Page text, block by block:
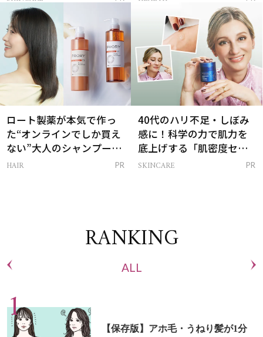
ロート製薬が本気で作っ
た“オンラインでしか買え
ない”大人のシャンプー＆
トリートメントって？
HAIR PR
40代のハリ不足・しぼみ
感に！科学の力で肌力を
底上げする「肌密度セラ
ム」
SKINCARE PR
RANKING
ALL
【保存版】アホ毛・うねり髪が1分